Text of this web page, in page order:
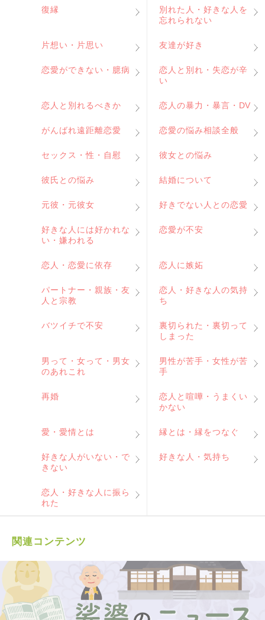
復縁
別れた人・好きな人を
忘れられない
片想い・片思い 友達が好き
恋愛ができない・臆病
恋人と別れ・失恋が辛
い
恋人と別れるべきか 恋人の暴力・暴言・DV
がんばれ遠距離恋愛 恋愛の悩み相談全般
セックス・性・自慰 彼女との悩み
彼氏との悩み 結婚について
元彼・元彼女 好きでない人との恋愛
好きな人には好かれな
い・嫌われる
恋愛が不安
恋人・恋愛に依存 恋人に嫉妬
パートナー・親族・友
人と宗教
恋人・好きな人の気持
ち
バツイチで不安
裏切られた・裏切って
しまった
男って・女って・男女
のあれこれ
男性が苦手・女性が苦
手
再婚
恋人と喧嘩・うまくい
かない
愛・愛情とは 縁とは・縁をつなぐ
好きな人がいない・で
きない
好きな人・気持ち
恋人・好きな人に振ら
れた
関連コンテンツ